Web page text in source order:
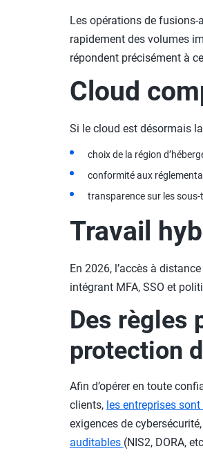
Les opérations de
rapidement des volumes
répondent précisément à
Cloud
Si le cloud est désormais
choix de la région
conformité aux
transparence sur les
Travail
En 2026, l’accès à
intégrant MFA, SSO et
Des règles
protection
Afin d’opérer en toute
clients, les entreprises
exigences de
auditables (NIS2, DORA,